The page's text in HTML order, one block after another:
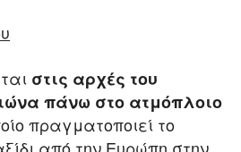
στις αρχές του
πάνω στο ατμόπλοιο
πραγματοποιεί το